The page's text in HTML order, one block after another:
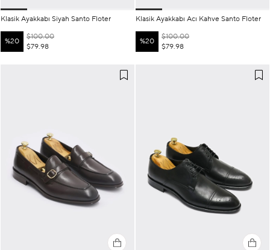
Klasik Ayakkabı Siyah Santo Floter
%20
$79.98
$100.00
Klasik Ayakkabı Acı Kahve Santo Floter
%20
$79.98
$100.00